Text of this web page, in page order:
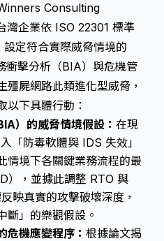
Consulting
灣企業依 ISO 22301 標準
定符合實際威脅情境的
衝擊分析（BIA）與危機管
屍網路此類進化型威脅，
以下具體行動：
）的威脅情境假設： 在現
「防毒軟體與 IDS 失效」
情境下各關鍵業務流程的最
），並據此調整 RTO 與
映真實的攻擊破壞深度，
斷」的樂觀假設。
危機應變程序： 根據論文揭